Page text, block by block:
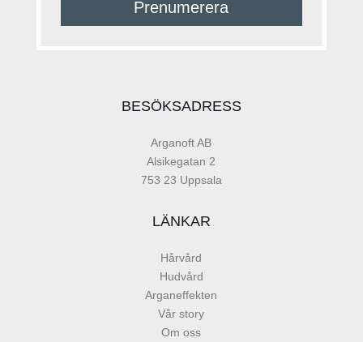
Prenumerera
BESÖKSADRESS
Arganoft AB
Alsikegatan 2
753 23 Uppsala
LÄNKAR
Hårvård
Hudvård
Arganeffekten
Vår story
Om oss